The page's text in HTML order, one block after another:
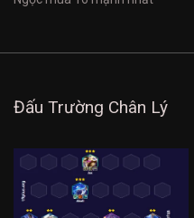
Đấu Trường Chân Lý